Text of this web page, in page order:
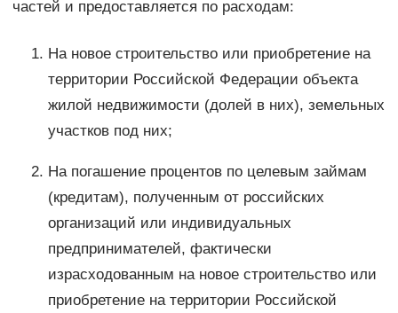
частей и предоставляется по расходам:
На новое строительство или приобретение на
территории Российской Федерации объекта
жилой недвижимости (долей в них), земельных
участков под них;
На погашение процентов по целевым займам
(кредитам), полученным от российских
организаций или индивидуальных
предпринимателей, фактически
израсходованным на новое строительство или
приобретение на территории Российской